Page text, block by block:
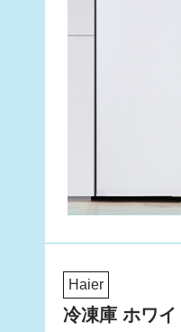
Haier
冷凍庫 ホワ